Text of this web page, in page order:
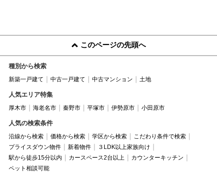
このページの先頭へ
種別から検索
新築一戸建て 中古一戸建て 中古マンション 土地
人気エリア特集
厚木市 海老名市 秦野市 平塚市 伊勢原市 小田原市
人気の検索条件
沿線から検索 価格から検索 学区から検索
こだわり条件で検索
プライスダウン物件
新着物件
３LDK以上家族向け
駅から徒歩15分以内
カースペース2台以上
カウンターキッチン
ペット相談可能